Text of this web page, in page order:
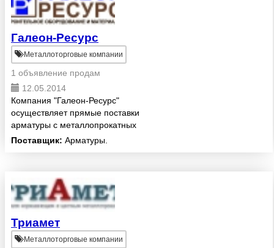
Галеон-Ресурс
Металлоторговые компании
1 объявление продам
12.05.2014
Компания "Галеон-Ресурс"
осуществляет прямые поставки
арматуры с металлопрокатных
заводов России и приглашает к
Что мы предлагаем: -Вся но...
Поставщик: Арматуры.
Триамет
Металлоторговые компании